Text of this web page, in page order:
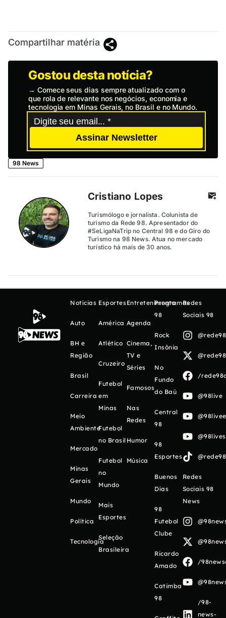
Compartilhar matéria
Gostou desta notícia?
→ Comece seus dias sempre atualizado com o
que rola de relevante nos negócios, economia e
tecnologia em Minas Gerais, no Brasil e no Mundo.
Assinar Newsletter
98 News
Cristiano Lopes
Turismólogo e jornalista. Colunista de
turismo da Rede 98. Apresentador do
#SeLigaNaTrip no Central 98 e do Giro do
Turismo na 98 News. Atua no mercado
turístico há mais de 30 anos.
Notícias
Auto
BH e
Região
Brasil
Carreira
Meio
Ambiente
Mercado
Minas
Gerais
Mundo
Política
Tecnologia
Esportes
América
Atlético
Cruzeiro
Futebol
em
Minas
Futebol
no Brasil
Futebol
no
Mundo
Mais
Esportes
Seleção
Brasileira
Entretenimento
Agenda
Cinema,
TV e
Séries
Famosos
Nas
Redes
Humor
Música
Programas
98
Rock
Insônia
No
Fundo
do Baú
Central
98
98
Esportes
Buenos
Días
98
Futebol
Clube
Ricardo
Amado
Catimba
98
Redes
Sociais 98
/
@98live
Redes
Sociais 98
News
/
/98-
news-